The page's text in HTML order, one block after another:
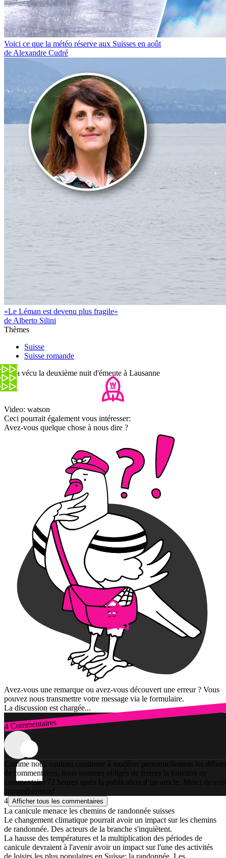
Voici ce que la météo réserve aux Suisses en août
de Alexandre Cudré
«Le Léman est devenu plus fragile»
de Alberto Silini
Thèmes
Suisse
Suisse romande
On a vécu la deuxième nuit d'émeute à Lausanne
Video: watson
Ceci pourrait également vous intéresser:
Avez-vous quelque chose à nous dire ?
Avez-vous une remarque ou avez-vous découvert une erreur ? Vous
pouvez nous transmettre votre message via le formulaire.
La discussion est chargée...
4 Commentaires
Connexion
Comme nous voulons continuer à modérer personnellement les débats
de commentaires, nous sommes obligés de fermer la fonction de
commentaire 72 heures après la publication d’un article. Merci de
compréhension!
4 Afficher tous les commentaires
La canicule menace les chemins de randonnée suisses
Le changement climatique pourrait avoir un impact sur les chemins
de randonnée. Des acteurs de la branche s'inquiètent.
La hausse des températures et la multiplication des périodes de
canicule devraient à l'avenir avoir un impact sur l'une des activités
de loisirs les plus populaires en Suisse: la randonnée. Les